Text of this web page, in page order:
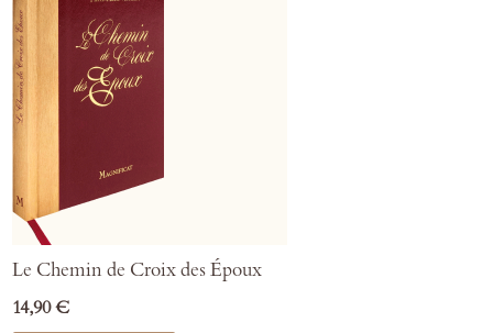
Le Chemin de Croix des Époux
14,90 €